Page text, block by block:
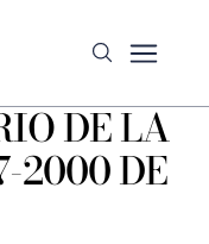
DE LA
2000 DE